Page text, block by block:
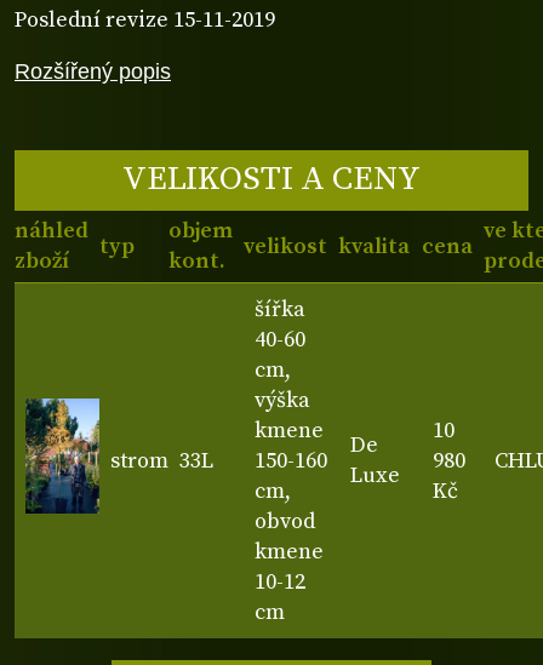
Rozšířený popis
Poslední revize 15-11-2019
VELIKOSTI A CENY
náhled
zboží
typ
objem
kont.
velikost kvalita cena
ve
strom 33L
šířka
40-60
cm,
výška
kmene
150-160
cm,
obvod
kmene
10-12
cm
De
Luxe
10
980
Kč